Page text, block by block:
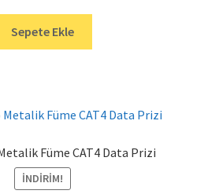
₺238,80. fiyat:
₺215,13.
Sepete Ekle
Füme CAT4 Data Prizi
İNDIRIM!